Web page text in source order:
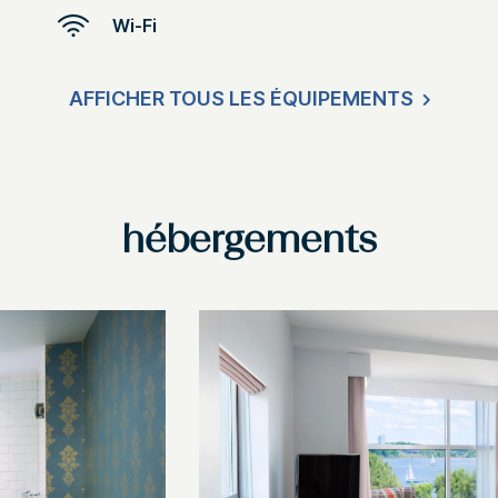
Wi-Fi
AFFICHER TOUS LES ÉQUIPEMENTS
hébergements